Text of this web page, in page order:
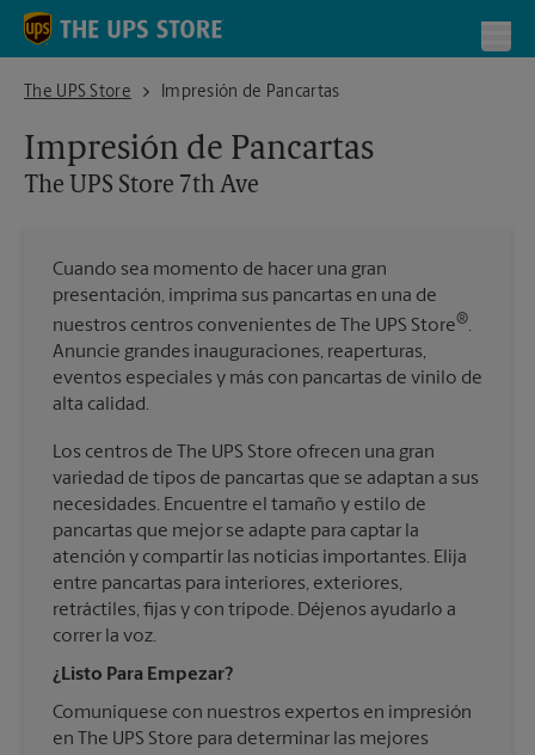
Skip to content
Return to Nav
The UPS Store
The UPS Store 7th AveImpresión de Pancartas
Impresión de Pancartas
The UPS Store 7th Ave
Cuando sea momento de hacer una gran
presentación, imprima sus pancartas en una de
nuestros centros convenientes de The UPS Store®.
Anuncie grandes inauguraciones, reaperturas,
eventos especiales y más con pancartas de vinilo de
alta calidad.
Los centros de The UPS Store ofrecen una gran
variedad de tipos de pancartas que se adaptan a sus
necesidades. Encuentre el tamaño y estilo de
pancartas que mejor se adapte para captar la
atención y compartir las noticias importantes. Elija
entre pancartas para interiores, exteriores,
retráctiles, fijas y con trípode. Déjenos ayudarlo a
correr la voz.
¿Listo Para Empezar?
Comuníquese con nuestros expertos en impresión
en The UPS Store para determinar las mejores